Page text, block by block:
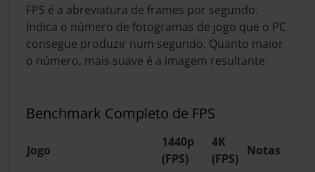
FPS é a abreviatura de frames por segundo.
Indica o número de fotogramas de jogo que o PC
consegue produzir num segundo. Quanto maior
o número, mais suave é a imagem resultante.
Benchmark Completo de FPS
Jogo
1440p
(FPS)
4K
(FPS)
Notas